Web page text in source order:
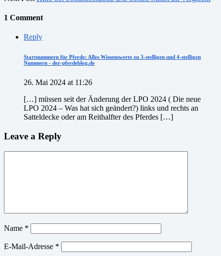
1 Comment
Reply
Startnummern für Pferde: Alles Wissenswerte zu 3-stelligen und 4-stelligen
Nummern - der-pferdeblog.de
26. Mai 2024 at 11:26
[…] müssen seit der Änderung der LPO 2024 ( Die neue
LPO 2024 – Was hat sich geändert?) links und rechts an
Satteldecke oder am Reithalfter des Pferdes […]
Leave a Reply
Name *
E-Mail-Adresse *